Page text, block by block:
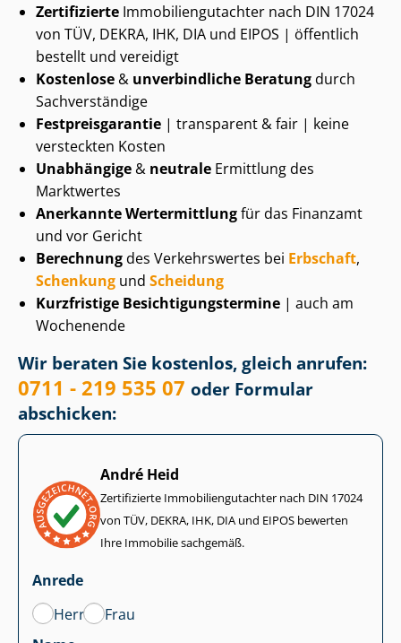
Zertifizierte Im­mo­bi­li­en­gut­ach­ter nach DIN 17024
von TÜV, DEKRA, IHK, DIA und EIPOS | öffentlich
bestellt und vereidigt
Kostenlose & unverbindliche Beratungdurch
Sachverständige
Fest­preis­ga­ran­tie | transparent & fair | keine
versteckten Kosten
Unabhängige & neutrale Ermittlung des
Marktwertes
Anerkannte Wertermittlungfür das Finanzamt
und vor Gericht
Berechnungdes Verkehrswertes bei Erbschaft,
Schenkung und Scheidung
Kurzfristige Be­sich­ti­gungs­ter­mi­ne | auch am
Wochenende
Wir beraten Sie kostenlos, gleich anrufen:
0711 - 219 535 07 oder Formular
abschicken:
André Heid
Zertifizierte Im­mo­bi­li­en­gut­ach­ter nach DIN 17024
von TÜV, DEKRA, IHK, DIA und EIPOS bewerten
Ihre Immobilie sachgemäß.
Anrede
Herr
Frau